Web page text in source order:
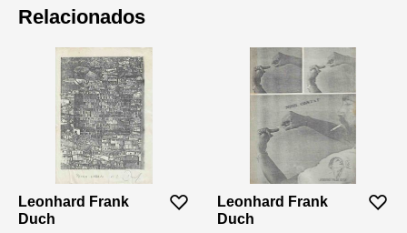
Relacionados
Leonhard Frank
Duch
Leonhard Frank
Duch